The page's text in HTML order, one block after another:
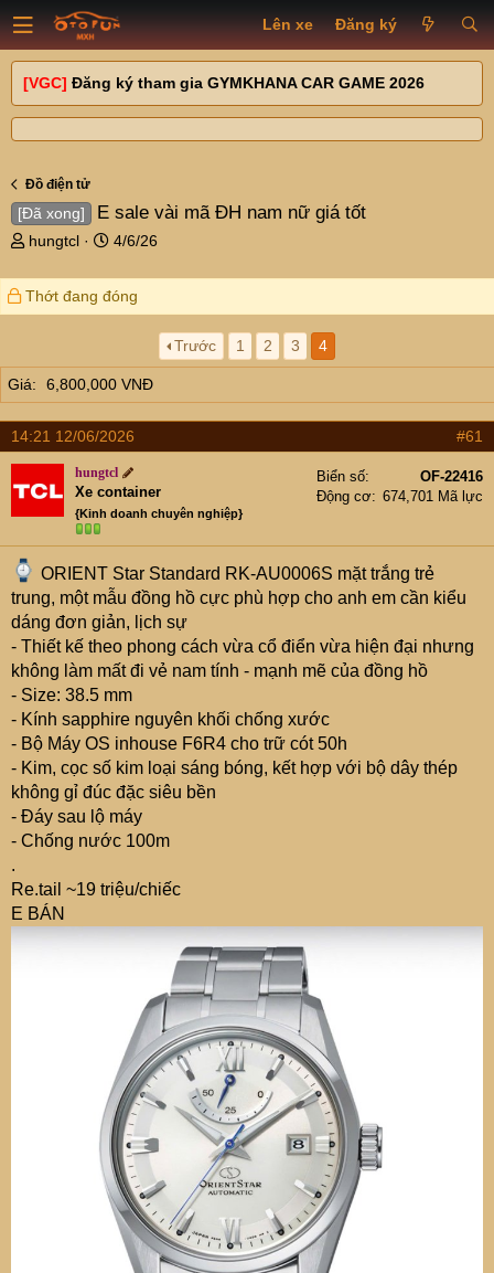
Lên xe Đăng ký
[VGC] Đăng ký tham gia GYMKHANA CAR GAME 2026
Đồ điện tử
[Đã xong] E sale vài mã ĐH nam nữ giá tốt
T
r
e
s
t
a
t
r
hungtcl
N
à
y
i
4/6/26
Thớt đang đóng
Trước 1 2 3 4
Giá 6,800,000 VNĐ
14:21 12/06/2026 #61
hungtcl
Xe container
{Kinh doanh chuyên nghiệp}
Biển số
OF-22416
Động cơ
674,701 Mã lực
ORIENT Star Standard RK-AU0006S mặt trắng trẻ
trung, một mẫu đồng hồ cực phù hợp cho anh em cần kiểu
dáng đơn giản, lịch sự
- Thiết kế theo phong cách vừa cổ điển vừa hiện đại nhưng
không làm mất đi vẻ nam tính - mạnh mẽ của đồng hồ
- Size: 38.5 mm
- Kính sapphire nguyên khối chống xước
- Bộ Máy OS inhouse F6R4 cho trữ cót 50h
- Kim, cọc số kim loại sáng bóng, kết hợp với bộ dây thép
không gỉ đúc đặc siêu bền
- Đáy sau lộ máy
- Chống nước 100m
.
Re.tail ~19 triệu/chiếc
E BÁN